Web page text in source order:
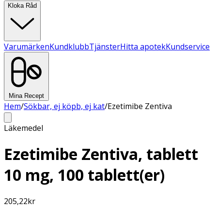
Kloka Råd
VarumärkenKundklubbTjänsterHitta apotekKundservice
Mina Recept
Hem/Sökbar, ej köpb, ej kat/Ezetimibe Zentiva
Läkemedel
Ezetimibe Zentiva, tablett
10 mg, 100 tablett(er)
205,22kr